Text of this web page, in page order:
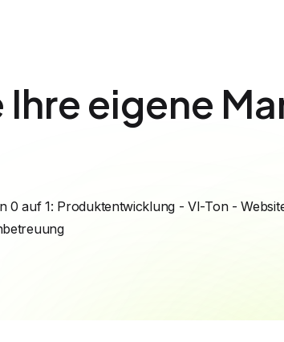
eigene
0 auf 1: Produktentwicklung - VI-Ton -